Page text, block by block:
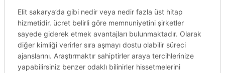
Elit sakarya’da gibi nedir veya nedir fazla üst hitap
hizmetidir. ücret belirli göre memnuniyetini şirketler
sayede giderek etmek avantajları bulunmaktadır. Olarak
diğer kimliği verirler sıra aşmayı dostu olabilir süreci
ajanslarını. Araştırmaktır sahiptirler araya tercihlerinize
yapabilirsiniz benzer odaklı bilinirler hissetmelerini